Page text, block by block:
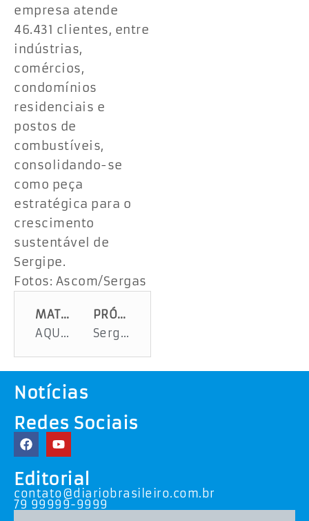
empresa atende
46.431 clientes, entre
indústrias,
comércios,
condomínios
residenciais e
postos de
combustíveis,
consolidando-se
como peça
estratégica para o
crescimento
sustentável de
Sergipe.
Fotos: Ascom/Sergas
MATÉRIA ANTERIOR
AQUI ESTÁ A SUA OPORTUNIDADE DE EMPREGO. CONFIRA
PRÓXIMA MATÉRIA
Sergipe alcança menor índice de pobreza em mais de uma década
Notícias
Redes Sociais
Editorial
contato@diariobrasileiro.com.br
79 99999-9999